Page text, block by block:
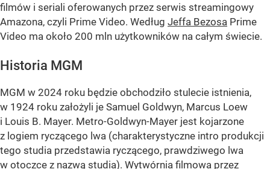
filmów i seriali oferowanych przez serwis streamingowy
Amazona, czyli Prime Video. Według Jeffa Bezosa Prime
Video ma około 200 mln użytkowników na całym świecie.
Historia MGM
MGM w 2024 roku będzie obchodziło stulecie istnienia,
w 1924 roku założyli je Samuel Goldwyn, Marcus Loew
i Louis B. Mayer. Metro-Goldwyn-Mayer jest kojarzone
z logiem ryczącego lwa (charakterystyczne intro produkcji
tego studia przedstawia ryczącego, prawdziwego lwa
w otoczce z nazwą studia). Wytwórnia filmowa przez